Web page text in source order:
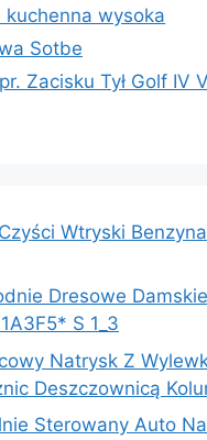
kuchenna wysoka
Sotbe
Zacisku Tył Golf IV
Wtryski
Dresowe
S 1_3
Natrysk Z
Deszczownicą
Sterowany Auto